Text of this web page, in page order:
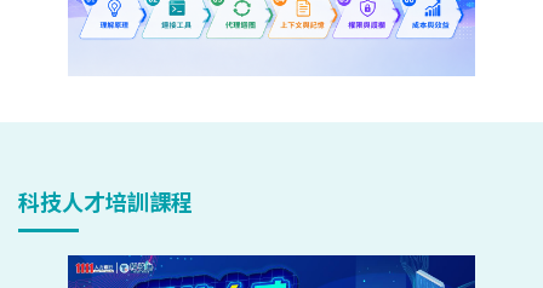
科技人才培訓課程